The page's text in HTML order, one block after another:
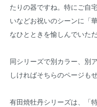
たりの器ですね。特にご自
いなどお祝いのシーンに「
なひとときを愉しんでいた
同シリーズで別カラー、別
しければそちらのページも
有田焼牡丹シリーズは、「